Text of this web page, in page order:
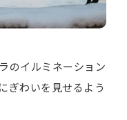
のイルミネーション
ぎわいを見せるよう